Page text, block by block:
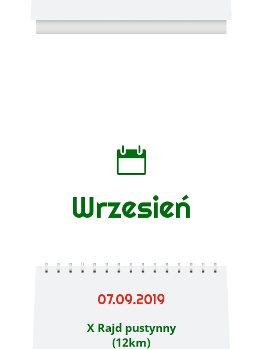

Wrzesień
07.09.2019
X Rajd pustynny
(12km)